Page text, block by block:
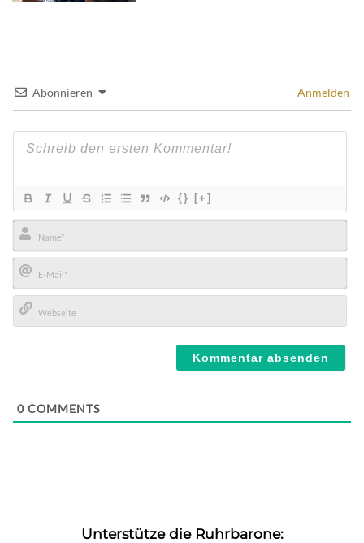
Abonnieren Anmelden
{} [+]
Name*
E-
Mail*
0 COMMENTS
Unterstütze die Ruhrbarone: